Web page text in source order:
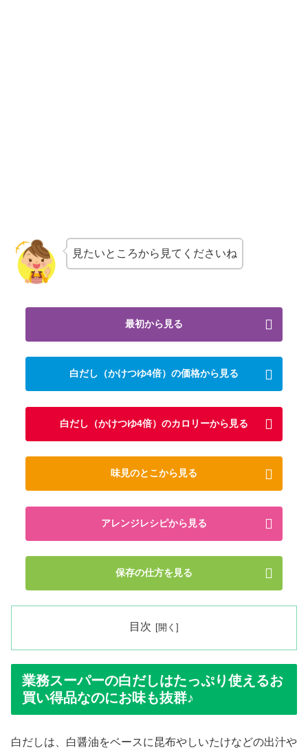
見たいところから見てくださいね
最初から見る
白だし（かけつゆ4倍）の価格から見る
白だし（かけつゆ4倍）のカロリーから見る
味見のとこから見る
アレンジレシピから見る
保存の仕方を見る
目次
業務スーパーの白だしはたっぷり使えるお
買い得品なのにお味も抜群♪
白だしは、白醤油をベースに昆布やしいたけなどの出汁や